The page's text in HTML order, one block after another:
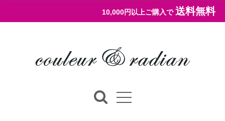
10,000円以上ご購入で 送料無料